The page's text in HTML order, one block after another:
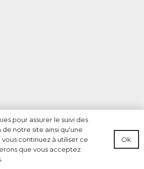
pour assurer le suivi des
notre site ainsi qu'une
continuez à utiliser ce
que vous acceptez
Ok